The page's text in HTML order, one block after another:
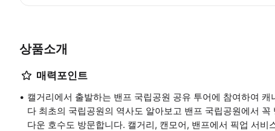
상품소개
매력포인트
캘거리에서 출발하는 밴프 국립공원 공유 투어에 참여하여
다 최초의 국립공원의 역사도 알아보고 밴프 국립공원에서
다운 호수도 방문합니다. 캘거리, 캔모어, 밴프에서 픽업 서